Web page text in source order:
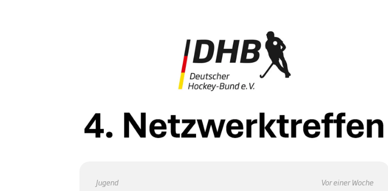
Jugend Vor einer Woche